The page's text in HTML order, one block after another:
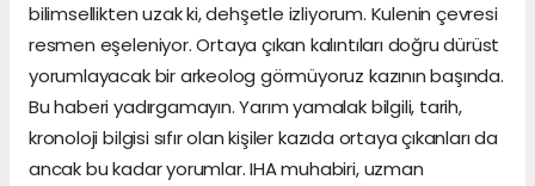
bilimsellikten uzak ki, dehşetle izliyorum. Kulenin çevresi
resmen eşeleniyor. Ortaya çıkan kalıntıları doğru dürüst
yorumlayacak bir arkeolog görmüyoruz kazının başında.
Bu haberi yadırgamayın. Yarım yamalak bilgili, tarih,
kronoloji bilgisi sıfır olan kişiler kazıda ortaya çıkanları da
ancak bu kadar yorumlar. IHA muhabiri, uzman